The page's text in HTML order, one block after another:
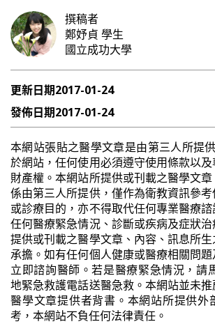
撰稿者
鄭妤貞 學生
國立成功大學
更新日期2017-01-24
發佈日期2017-01-24
本網站張貼之醫學文章是由第三人所提
於網站，任何使用必須遵守使用條款以
財產權。本網站所提供或刊載之醫學文
係由第三人所提供，僅作為衛教資訊參
或診療目的，亦不得取代任何專業醫療
任何醫療緊急情況、診斷或疾病及症狀
提供或刊載之醫學文章、內容、訊息所
承擔。如有任何個人健康或醫療相關問
立即諮詢醫師。若是醫療緊急情況，請
地緊急救護電話送醫急救。本網站並未
醫學文章提供者背書。本網站所提供外
考，本網站不負任何法律責任。